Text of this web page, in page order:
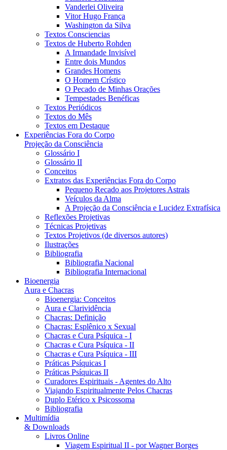
Vanderlei Oliveira
Vitor Hugo França
Washington da Silva
Textos Consciencias
Textos de Huberto Rohden
A Irmandade Invisível
Entre dois Mundos
Grandes Homens
O Homem Crístico
O Pecado de Minhas Orações
Tempestades Benéficas
Textos Periódicos
Textos do Mês
Textos em Destaque
Experiências Fora do Corpo
Projeção da Consciência
Glossário I
Glossário II
Conceitos
Extratos das Experiências Fora do Corpo
Pequeno Recado aos Projetores Astrais
Veículos da Alma
A Projeção da Consciência e Lucidez Extrafísica
Reflexões Projetivas
Técnicas Projetivas
Textos Projetivos (de diversos autores)
Ilustrações
Bibliografia
Bibliografia Nacional
Bibliografia Internacional
Bioenergia
Aura e Chacras
Bioenergia: Conceitos
Aura e Clarividência
Chacras: Definição
Chacras: Esplênico x Sexual
Chacras e Cura Psíquica - I
Chacras e Cura Psíquica - II
Chacras e Cura Psíquica - III
Práticas Psíquicas I
Práticas Psíquicas II
Curadores Espirituais - Agentes do Alto
Viajando Espiritualmente Pelos Chacras
Duplo Etérico x Psicossoma
Bibliografia
Multimídia
& Downloads
Livros Online
Viagem Espiritual II - por Wagner Borges